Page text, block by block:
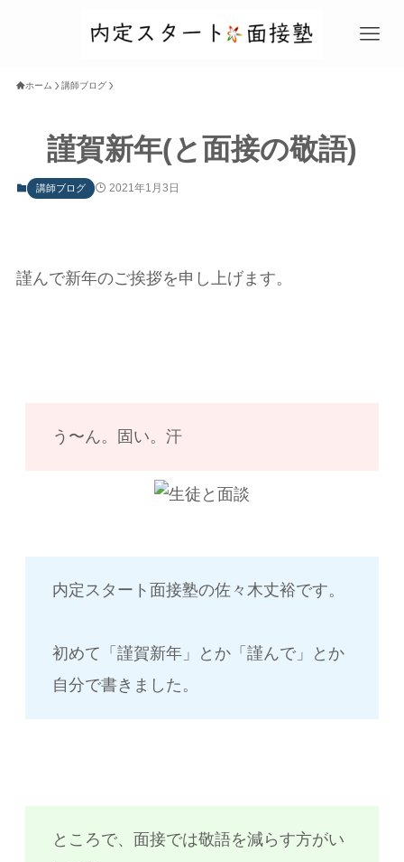
ホーム 講師ブログ
謹賀新年(と面接の敬語)
講師ブログ 2021年1月3日
謹んで新年のご挨拶を申し上げます。
う〜ん。固い。汗
内定スタート面接塾の佐々木丈裕です。
初めて「謹賀新年」とか「謹んで」とか
自分で書きました。
ところで、面接では敬語を減らす方がい